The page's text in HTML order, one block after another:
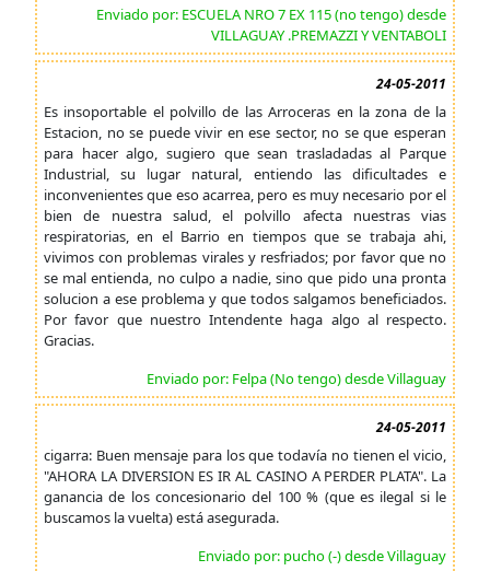
Enviado por: ESCUELA NRO 7 EX 115 (no tengo) desde
VILLAGUAY .PREMAZZI Y VENTABOLI
24-05-2011
Es insoportable el polvillo de las Arroceras en la zona de la
Estacion, no se puede vivir en ese sector, no se que esperan
para hacer algo, sugiero que sean trasladadas al Parque
Industrial, su lugar natural, entiendo las dificultades e
inconvenientes que eso acarrea, pero es muy necesario por el
bien de nuestra salud, el polvillo afecta nuestras vias
respiratorias, en el Barrio en tiempos que se trabaja ahi,
vivimos con problemas virales y resfriados; por favor que no
se mal entienda, no culpo a nadie, sino que pido una pronta
solucion a ese problema y que todos salgamos beneficiados.
Por favor que nuestro Intendente haga algo al respecto.
Gracias.
Enviado por: Felpa (No tengo) desde Villaguay
24-05-2011
cigarra: Buen mensaje para los que todavía no tienen el vicio,
"AHORA LA DIVERSION ES IR AL CASINO A PERDER PLATA". La
ganancia de los concesionario del 100 % (que es ilegal si le
buscamos la vuelta) está asegurada.
Enviado por: pucho (-) desde Villaguay